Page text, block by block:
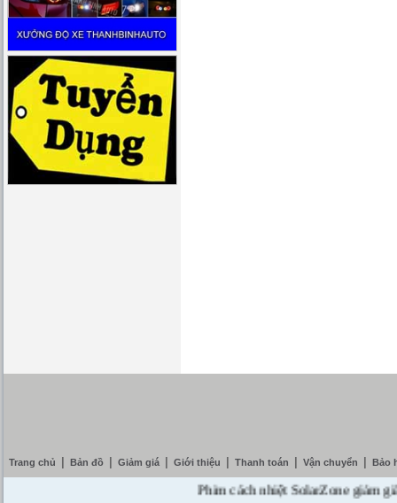
Trang chủ Bản đồ Giảm giá Giới thiệu Thanh toán Vận chuyển Bảo
Phim cách nhiệt SolarZone giảm giá